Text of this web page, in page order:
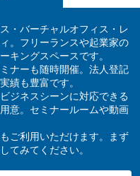
・バーチャルオフィス・レ
。フリーランスや起業家の
キングスペースです。
ナーも随時開催。法人登記
績も豊富です。
ジネスシーンに対応できる
意。セミナールームや動画
ご利用いただけます。まず
てみてください。